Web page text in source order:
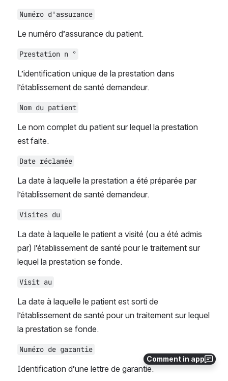
Comment in app
Numéro d'assurance
Le numéro d’assurance du patient.
Prestation n °
L’identification unique de la prestation dans
l’établissement de santé demandeur.
Nom du patient
Le nom complet du patient sur lequel la prestation
est faite.
Date réclamée
La date à laquelle la prestation a été préparée par
l’établissement de santé demandeur.
Visites du
La date à laquelle le patient a visité (ou a été admis
par) l’établissement de santé pour le traitement sur
lequel la prestation se fonde.
Visit au
La date à laquelle le patient est sorti de
l’établissement de santé pour un traitement sur lequel
la prestation se fonde.
Numéro de garantie
Identification d’une lettre de garantie.